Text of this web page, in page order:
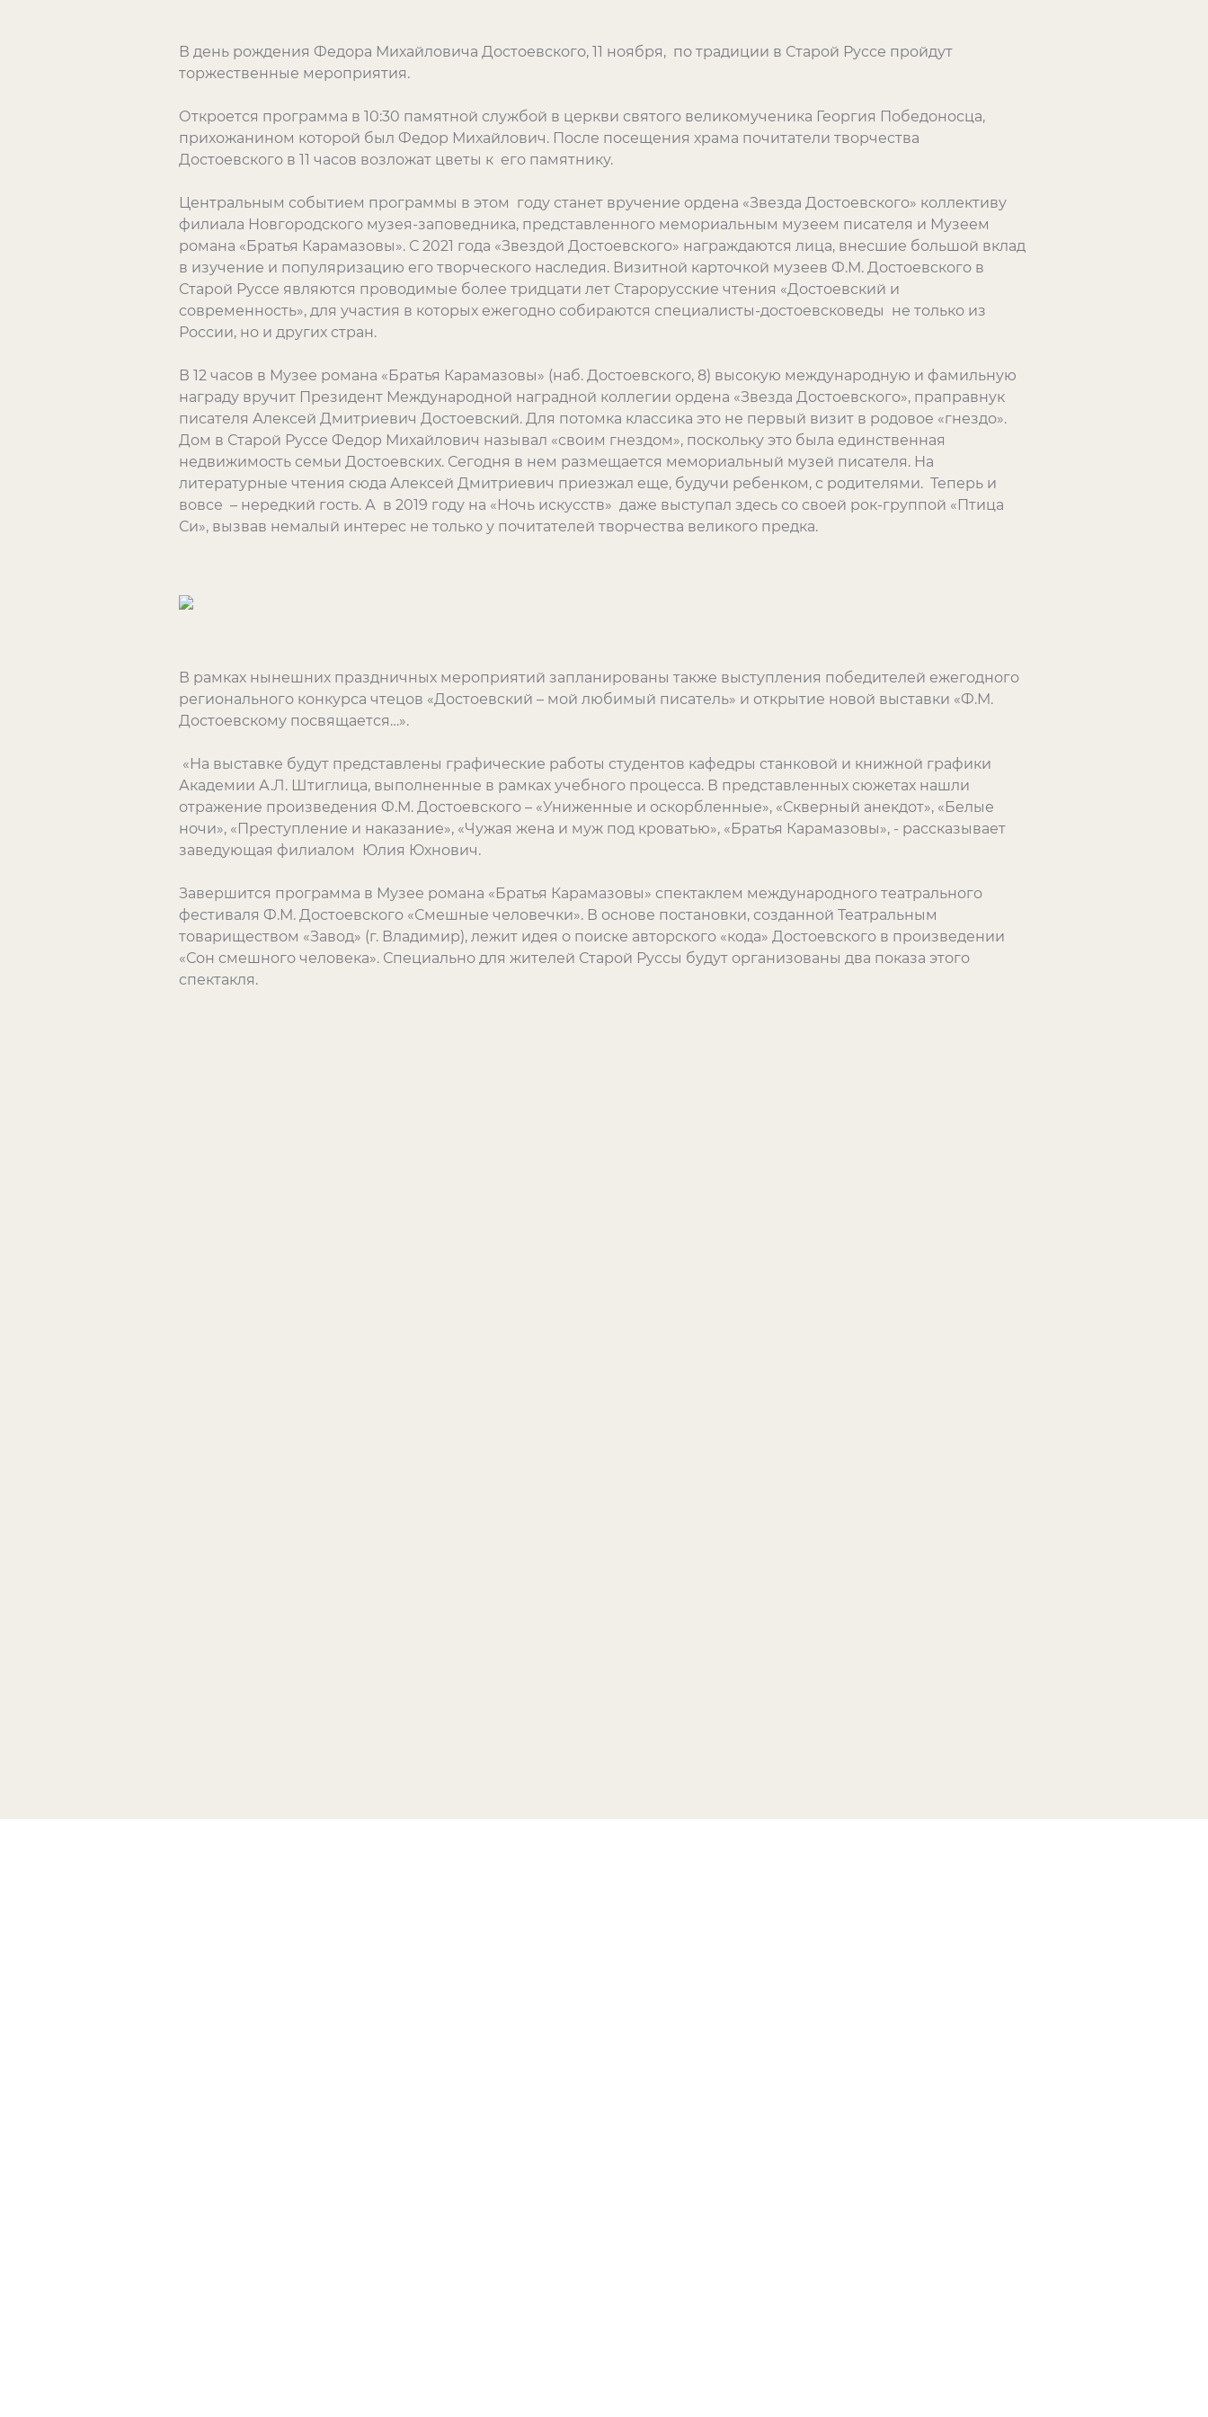
В день рождения Федора Михайловича Достоевского, 11 ноября, по традиции в Старой Руссе пройдут
торжественные мероприятия.
Откроется программа в 10:30 памятной службой в церкви святого великомученика Георгия Победоносца,
прихожанином которой был Федор Михайлович. После посещения храма почитатели творчества
Достоевского в 11 часов возложат цветы к его памятнику.
Центральным событием программы в этом году станет вручение ордена «Звезда Достоевского» коллективу
филиала Новгородского музея-заповедника, представленного мемориальным музеем писателя и Музеем
романа «Братья Карамазовы». С 2021 года «Звездой Достоевского» награждаются лица, внесшие большой вклад
в изучение и популяризацию его творческого наследия. Визитной карточкой музеев Ф.М. Достоевского в
Старой Руссе являются проводимые более тридцати лет Старорусские чтения «Достоевский и
современность», для участия в которых ежегодно собираются специалисты-достоевсковеды не только из
России, но и других стран.
В 12 часов в Музее романа «Братья Карамазовы» (наб. Достоевского, 8) высокую международную и фамильную
награду вручит Президент Международной наградной коллегии ордена «Звезда Достоевского», праправнук
писателя Алексей Дмитриевич Достоевский. Для потомка классика это не первый визит в родовое «гнездо».
Дом в Старой Руссе Федор Михайлович называл «своим гнездом», поскольку это была единственная
недвижимость семьи Достоевских. Сегодня в нем размещается мемориальный музей писателя. На
литературные чтения сюда Алексей Дмитриевич приезжал еще, будучи ребенком, с родителями. Теперь и
вовсе – нередкий гость. А в 2019 году на «Ночь искусств» даже выступал здесь со своей рок-группой «Птица
Си», вызвав немалый интерес не только у почитателей творчества великого предка.
В рамках нынешних праздничных мероприятий запланированы также выступления победителей ежегодного
регионального конкурса чтецов «Достоевский – мой любимый писатель» и открытие новой выставки «Ф.М.
Достоевскому посвящается…».
«На выставке будут представлены графические работы студентов кафедры станковой и книжной графики
Академии А.Л. Штиглица, выполненные в рамках учебного процесса. В представленных сюжетах нашли
отражение произведения Ф.М. Достоевского – «Униженные и оскорбленные», «Скверный анекдот», «Белые
ночи», «Преступление и наказание», «Чужая жена и муж под кроватью», «Братья Карамазовы», - рассказывает
заведующая филиалом Юлия Юхнович.
Завершится программа в Музее романа «Братья Карамазовы» спектаклем международного театрального
фестиваля Ф.М. Достоевского «Смешные человечки». В основе постановки, созданной Театральным
товариществом «Завод» (г. Владимир), лежит идея о поиске авторского «кода» Достоевского в произведении
«Сон смешного человека». Специально для жителей Старой Руссы будут организованы два показа этого
спектакля.